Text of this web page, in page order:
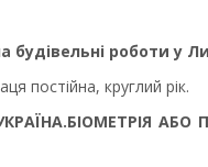
роботи у
круглий рік.
АБО